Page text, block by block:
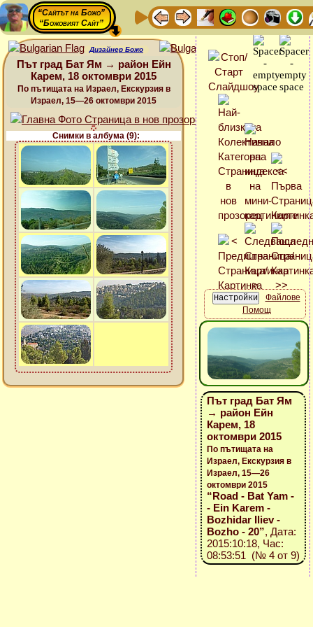
“Сайтът на Божо”
“Божовият Сайт”
Дизайнер Божо
Път град Бат Ям → район Ейн
Карем, 18 октомври 2015
По пътищата на Израел, Екскурзия в
Израел, 15—26 октомври 2015
Снимки в албума (9):
Файлове
Помощ
Път град Бат Ям
→ район Ейн
Карем, 18
октомври 2015
По пътищата на
Израел, Екскурзия в
Израел, 15—26
октомври 2015
“Road - Bat Yam -
- Ein Karem -
Bozhidar Iliev -
Bozho - 20”, Дата:
2015:10:18, Час:
08:53:51 (№ 4 от 9)